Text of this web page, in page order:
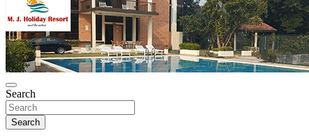
ডেইলি প্রেসওয়াচ
ডেইলি প্রেসওয়াচ মুক্তিযুদ্ধের চেতনায় উদ্বুদ্ধ মুখপত্র
Search
Search